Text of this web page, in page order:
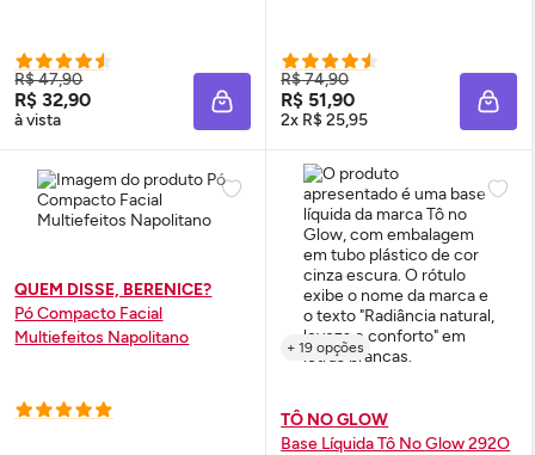
R$ 47,90
R$ 32,90
à vista ADICIONAR À SACOLA
R$ 74,90
R$ 51,90
2x R$ 25,95
QUEM DISSE, BERENICE?
Pó Compacto Facial
Multiefeitos Napolitano
+ 19 opções
TÔ NO GLOW
Base Líquida Tô NoGlow292O